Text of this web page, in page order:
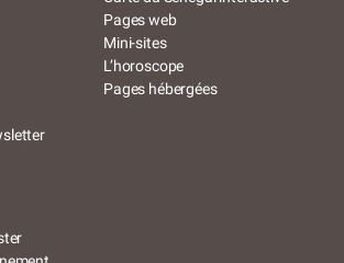
Pages web
Mini-sites
L’horoscope
Pages hébergées